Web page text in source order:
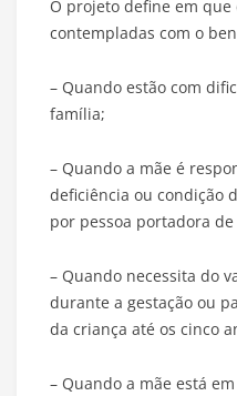
O projeto define em que
contempladas com o
– Quando estão com
família;
– Quando a mãe é
deficiência ou condição
por pessoa portadora
– Quando necessita do
durante a gestação ou
da criança até os cinco
– Quando a mãe está